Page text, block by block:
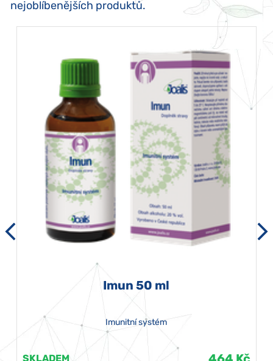
nejoblíbenějších produktů.
Imun 50 ml
Imunitní systém
SKLADEM